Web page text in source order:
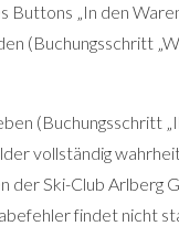
„In den
(Buchungsschritt
(Buchungsschritt
vollständig
der Ski-Club Arlberg
findet nicht